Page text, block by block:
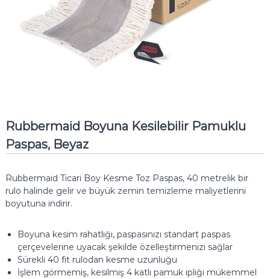
Rubbermaid Boyuna Kesilebilir Pamuklu
Paspas, Beyaz
Rubbermaid Ticari Boy Kesme Toz Paspas, 40 metrelik bir
rulo halinde gelir ve büyük zemin temizleme maliyetlerini
boyutuna indirir.
Boyuna kesim rahatlığı, paspasınızı standart paspas
çerçevelerine uyacak şekilde özelleştirmenizi sağlar
Sürekli 40 fit rulodan kesme uzunluğu
İşlem görmemiş, kesilmiş 4 katlı pamuk ipliği mükemmel